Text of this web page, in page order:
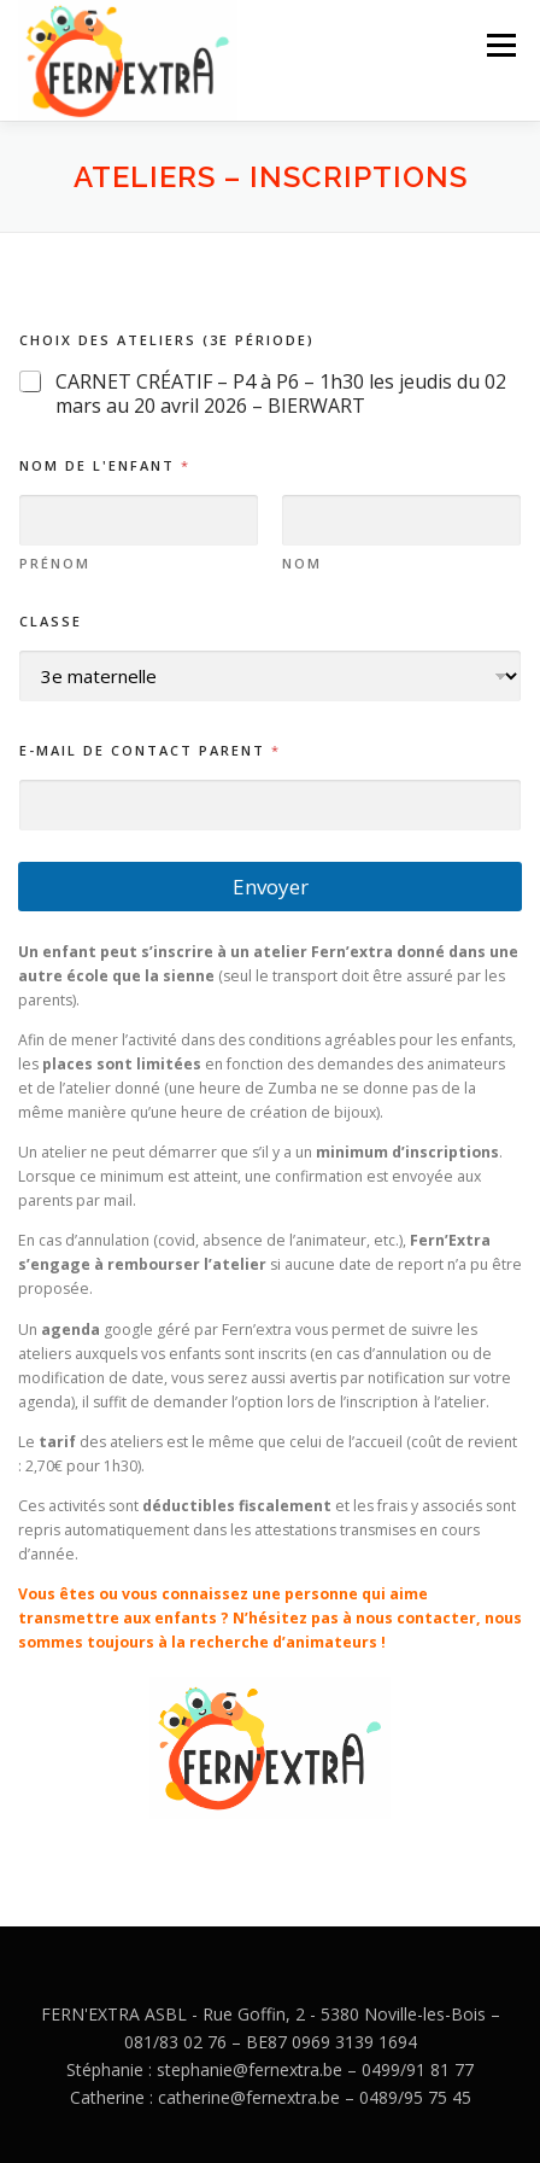
contenu
Menu
ACTIVITÉS INSCRIPTIONS INFOS CONTACT
ATELIERS – INSCRIPTIONS
CHOIX DES ATELIERS (3E PÉRIODE)
CARNET CRÉATIF – P4 à P6 – 1h30 les jeudis du 02
mars au 20 avril 2026 – BIERWART
NOM DE L'ENFANT *
PRÉNOM NOM
T
E
L
T
D
E
CLASSE
E-MAIL DE CONTACT PARENT *
Envoyer
Un enfant peut s’inscrire à un atelier Fern’extra donné dans une
autre école que la sienne (seul le transport doit être assuré par les
parents).
Afin de mener l’activité dans des conditions agréables pour les enfants,
les places sont limitées en fonction des demandes des animateurs
et de l’atelier donné (une heure de Zumba ne se donne pas de la
même manière qu’une heure de création de bijoux).
Un atelier ne peut démarrer que s’il y a un minimum d’inscriptions.
Lorsque ce minimum est atteint, une confirmation est envoyée aux
parents par mail.
En cas d’annulation (covid, absence de l’animateur, etc.), Fern’Extra
s’engage à rembourser l’atelier si aucune date de report n’a pu être
proposée.
Un agenda google géré par Fern’extra vous permet de suivre les
ateliers auxquels vos enfants sont inscrits (en cas d’annulation ou de
modification de date, vous serez aussi avertis par notification sur votre
agenda), il suffit de demander l’option lors de l’inscription à l’atelier.
Le tarif des ateliers est le même que celui de l’accueil (coût de revient
: 2,70€ pour 1h30).
Ces activités sont déductibles fiscalement et les frais y associés sont
repris automatiquement dans les attestations transmises en cours
d’année.
Vous êtes ou vous connaissez une personne qui aime
transmettre aux enfants ? N’hésitez pas à nous contacter, nous
sommes toujours à la recherche d’animateurs !
FERN'EXTRA ASBL - Rue Goffin, 2 - 5380 Noville-les-Bois –
081/83 02 76 – BE87 0969 3139 1694
Stéphanie : stephanie@fernextra.be – 0499/91 81 77
Catherine : catherine@fernextra.be – 0489/95 75 45